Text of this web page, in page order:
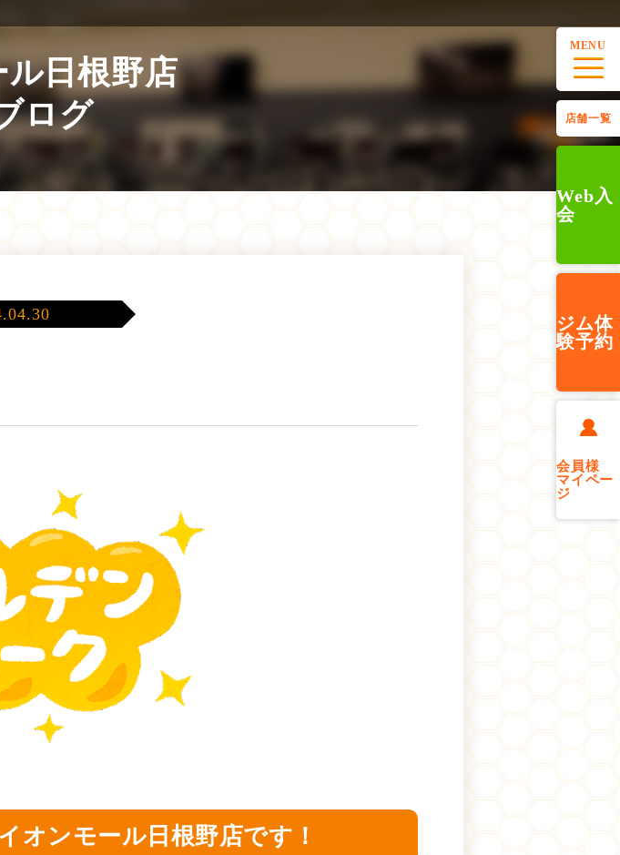
MENU
店舗一覧
Web入
会
ジム体
験予約
会員様
マイペー
ジ
日根野店
ログ
オンモール日根野店です！